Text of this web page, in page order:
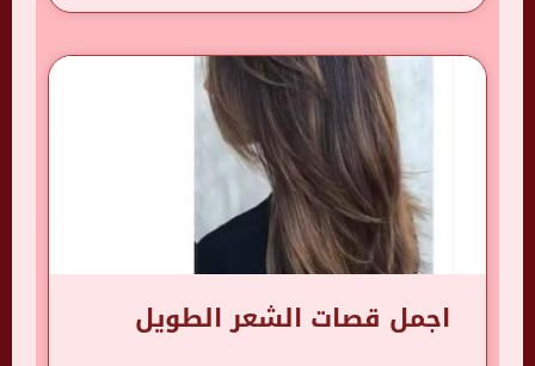
اجمل قصات الشعر الطويل